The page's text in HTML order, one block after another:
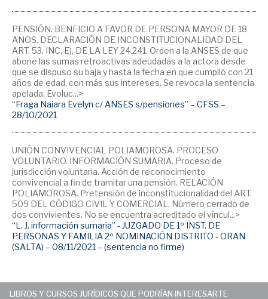
PENSIÓN. BENFICIO A FAVOR DE PERSONA MAYOR DE 18
AÑOS. DECLARACIÓN DE INCONSTITUCIONALIDAD DEL
ART. 53, INC. E), DE LA LEY 24.241. Orden a la ANSES de que
abone las sumas retroactivas adeudadas a la actora desde
que se dispuso su baja y hasta la fecha en que cumplió con 21
años de edad, con más sus intereses. Se revoca la sentencia
apelada. Evoluc...>
“Fraga Naiara Evelyn c/ ANSES s/pensiones” – CFSS –
28/10/2021
UNIÓN CONVIVENCIAL POLIAMOROSA. PROCESO
VOLUNTARIO. INFORMACIÓN SUMARIA. Proceso de
jurisdicción voluntaria. Acción de reconocimiento
convivencial a fin de tramitar una pensión. RELACIÓN
POLIAMOROSA. Pretensión de inconstitucionalidad del ART.
509 DEL CÓDIGO CIVIL Y COMERCIAL. Número cerrado de
dos convivientes. No se encuentra acreditado el víncul...>
“L. J. información sumaria” - JUZGADO DE 1º INST. DE
PERSONAS Y FAMILIA 2º NOMINACIÓN DISTRITO - ORAN
(SALTA) – 08/11/2021 – (sentencia no firme)
LIBROS Y CURSOS JURÍDICOS QUE PODRÍAN INTERESARTE